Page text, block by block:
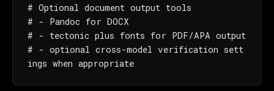
# Optional document output tools
# - Pandoc for DOCX
# - tectonic plus fonts for PDF/APA output
# - optional cross-model verification sett
ings when appropriate